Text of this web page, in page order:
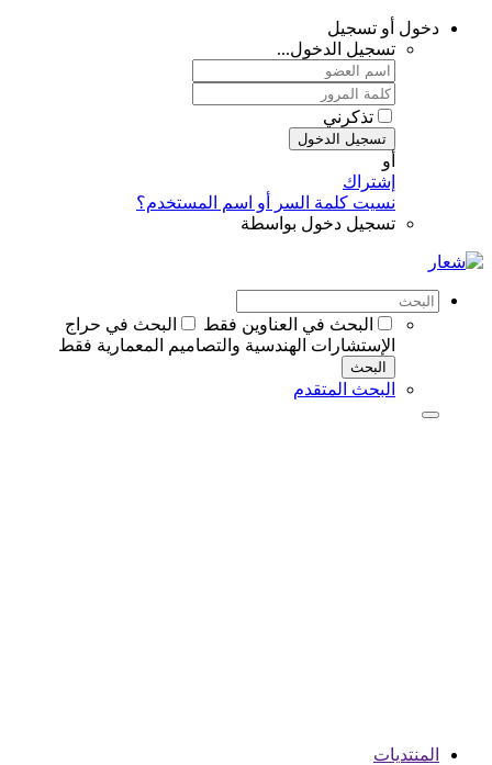
دخول أو تسجيل
تسجيل الدخول...
تذكرني
تسجيل الدخول
أو
إشتراك
نسيت كلمة السر أو اسم المستخدم؟
تسجيل دخول بواسطة
البحث في العناوين فقط
البحث في حراج
الإستشارات الهندسية والتصاميم المعمارية فقط
البحث
البحث المتقدم
المنتديات